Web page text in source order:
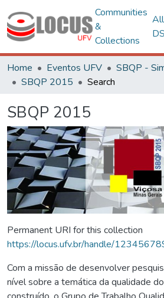
Communities
&
Collections
Home Eventos UFV
SBQP 2015
Search
SBQP 2015
Permanent URI for this collection
https://locus.ufv.br/handle/
Com a missão de desenvolver
nível sobre a temática da qualidade